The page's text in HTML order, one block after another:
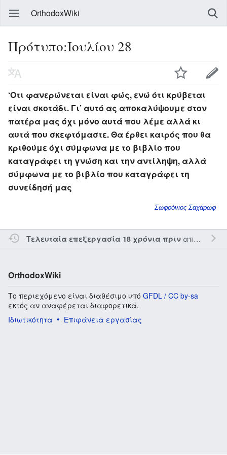
OrthodoxWiki
Πρότυπο:Ιουλίου 28
‘Οτι φανερώνεται είναι φώς, ενώ ότι κρύβεται
είναι σκοτάδι. Γι’ αυτό ας αποκαλύψουμε στον
πατέρα μας όχι μόνο αυτά που λέμε αλλά κι
αυτά που σκεφτόμαστε. Θα έρθει καιρός που θα
κριθούμε όχι σύμφωνα με το βιβλίο που
καταγράφει τη γνώση και την αντίληψη, αλλά
σύμφωνα με το βιβλίο που καταγράφει τη
συνείδησή μας
Σωφρόνιος Σαχάρωφ
Τελευταία επεξεργασία 18 χρόνια πριναπό τον την
OrthodoxWiki
Το περιεχόμενο είναι διαθέσιμο υπό GFDL / CC by-sa
εκτός αν αναφέρεται διαφορετικά.
Ιδιωτικότητα
Επιφάνεια εργασίας